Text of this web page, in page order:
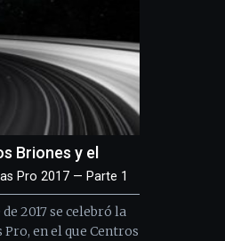
Briones y el
Pro 2017 — Parte 1
2017 se celebró la
en el que Centros